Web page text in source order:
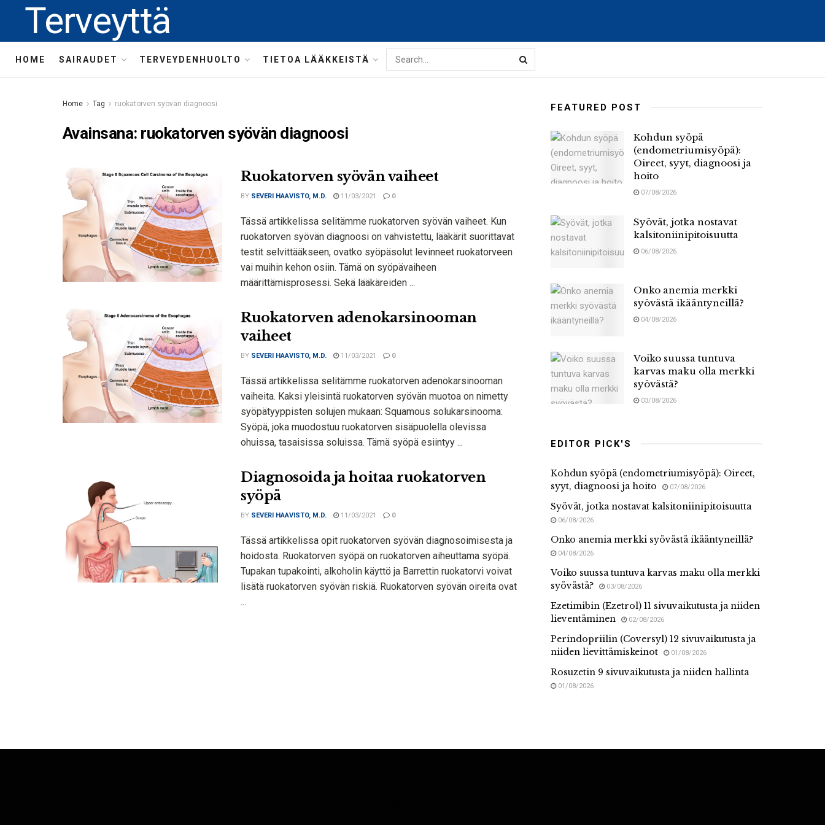
Terveyttä
HOME SAIRAUDET TERVEYDENHUOLTO TIETOA LÄÄKKEISTÄ
Home Tag ruokatorven syövän diagnoosi
Avainsana: ruokatorven syövän diagnoosi
Ruokatorven syövän vaiheet
BY SEVERI HAAVISTO, M.D. 11/03/2021 0
Tässä artikkelissa selitämme ruokatorven syövän vaiheet. Kun
ruokatorven syövän diagnoosi on vahvistettu, lääkärit suorittavat
testit selvittääkseen, ovatko syöpäsolut levinneet ruokatorveen
vai muihin kehon osiin. Tämä on syöpävaiheen
määrittämisprosessi. Sekä lääkäreiden ...
Ruokatorven adenokarsinooman
vaiheet
BY SEVERI HAAVISTO, M.D. 11/03/2021 0
Tässä artikkelissa selitämme ruokatorven adenokarsinooman
vaiheita. Kaksi yleisintä ruokatorven syövän muotoa on nimetty
syöpätyyppisten solujen mukaan: Squamous solukarsinooma:
Syöpä, joka muodostuu ruokatorven sisäpuolella olevissa
ohuissa, tasaisissa soluissa. Tämä syöpä esiintyy ...
Diagnosoida ja hoitaa ruokatorven
syöpä
BY SEVERI HAAVISTO, M.D. 11/03/2021 0
Tässä artikkelissa opit ruokatorven syövän diagnosoimisesta ja
hoidosta. Ruokatorven syöpä on ruokatorven aiheuttama syöpä.
Tupakan tupakointi, alkoholin käyttö ja Barrettin ruokatorvi voivat
lisätä ruokatorven syövän riskiä. Ruokatorven syövän oireita ovat
...
FEATURED POST
Kohdun syöpä
(endometriumisyöpä):
Oireet, syyt, diagnoosi ja
hoito
07/08/2026
Syövät, jotka nostavat
kalsitoniinipitoisuutta
06/08/2026
Onko anemia merkki
syövästä ikääntyneillä?
04/08/2026
Voiko suussa tuntuva
karvas maku olla merkki
syövästä?
03/08/2026
EDITOR PICK'S
Kohdun syöpä (endometriumisyöpä): Oireet,
syyt, diagnoosi ja hoito
07/08/2026
Syövät, jotka nostavat kalsitoniinipitoisuutta
06/08/2026
Onko anemia merkki syövästä ikääntyneillä?
04/08/2026
Voiko suussa tuntuva karvas maku olla merkki
syövästä?
03/08/2026
Ezetimibin (Ezetrol) 11 sivuvaikutusta ja niiden
lieventäminen
02/08/2026
Perindopriilin (Coversyl) 12 sivuvaikutusta ja
niiden lievittämiskeinot
01/08/2026
Rosuzetin 9 sivuvaikutusta ja niiden hallinta
01/08/2026